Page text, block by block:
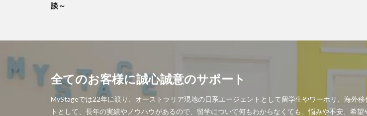
談～
全てのお客様に誠心誠意のサポート
MyStageでは22年に渡り、オーストラリア現地の日系エージェントとして留学生やワーホリ、海外
トとして、長年の実績やノウハウがあるので、留学について何もわからなくても、悩みや不安、希